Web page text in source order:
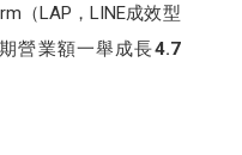
（LAP，LINE成效型
營業額一舉成長4.7